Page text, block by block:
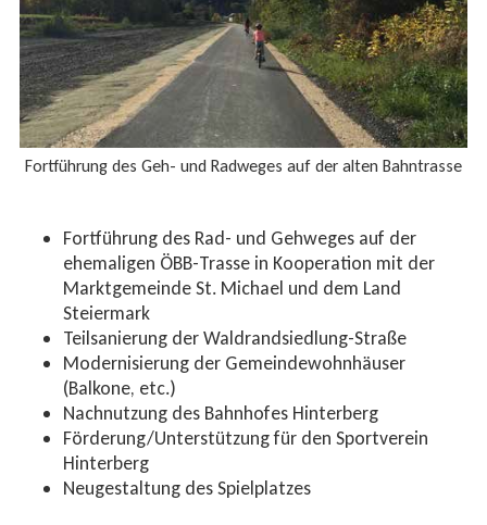
Fortführung des Geh- und Radweges auf der alten Bahntrasse
Fortführung des Rad- und Gehweges auf der
ehemaligen ÖBB-Trasse in Kooperation mit der
Marktgemeinde St. Michael und dem Land
Steiermark
Teilsanierung der Waldrandsiedlung-Straße
Modernisierung der Gemeindewohnhäuser
(Balkone, etc.)
Nachnutzung des Bahnhofes Hinterberg
Förderung/Unterstützung für den Sportverein
Hinterberg
Neugestaltung des Spielplatzes